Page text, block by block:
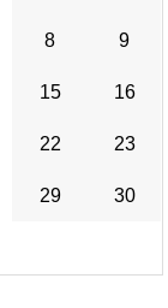
8 9
15 16
22 23
29 30